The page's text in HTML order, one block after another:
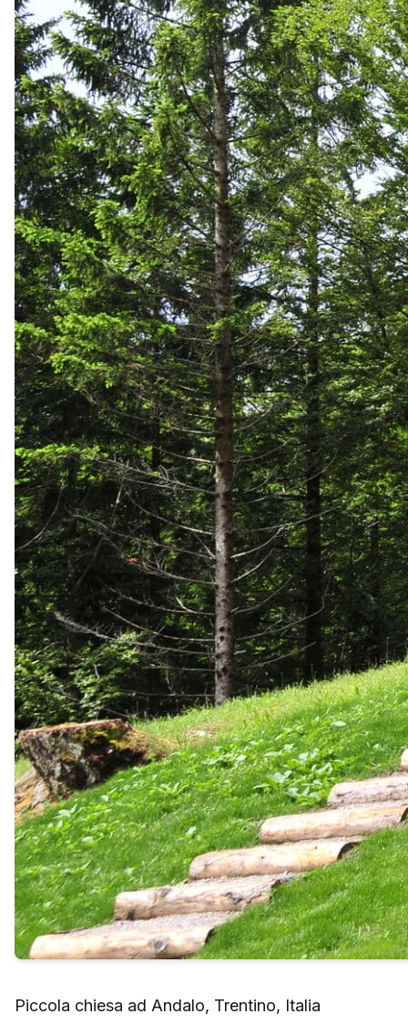
Piccola chiesa ad Andalo, Trentino, Italia